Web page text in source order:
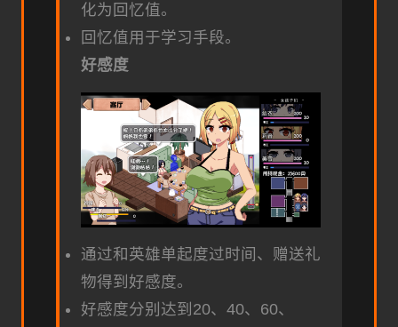
化为回忆值。
回忆值用于学习手段。
好感度
通过和英雄单起度过时间、赠送礼
物得到好感度。
好感度分别达到20、40、60、